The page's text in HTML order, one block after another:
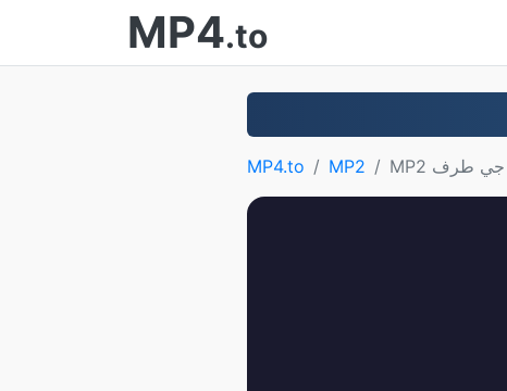
MP4.to
MP4.to MP2